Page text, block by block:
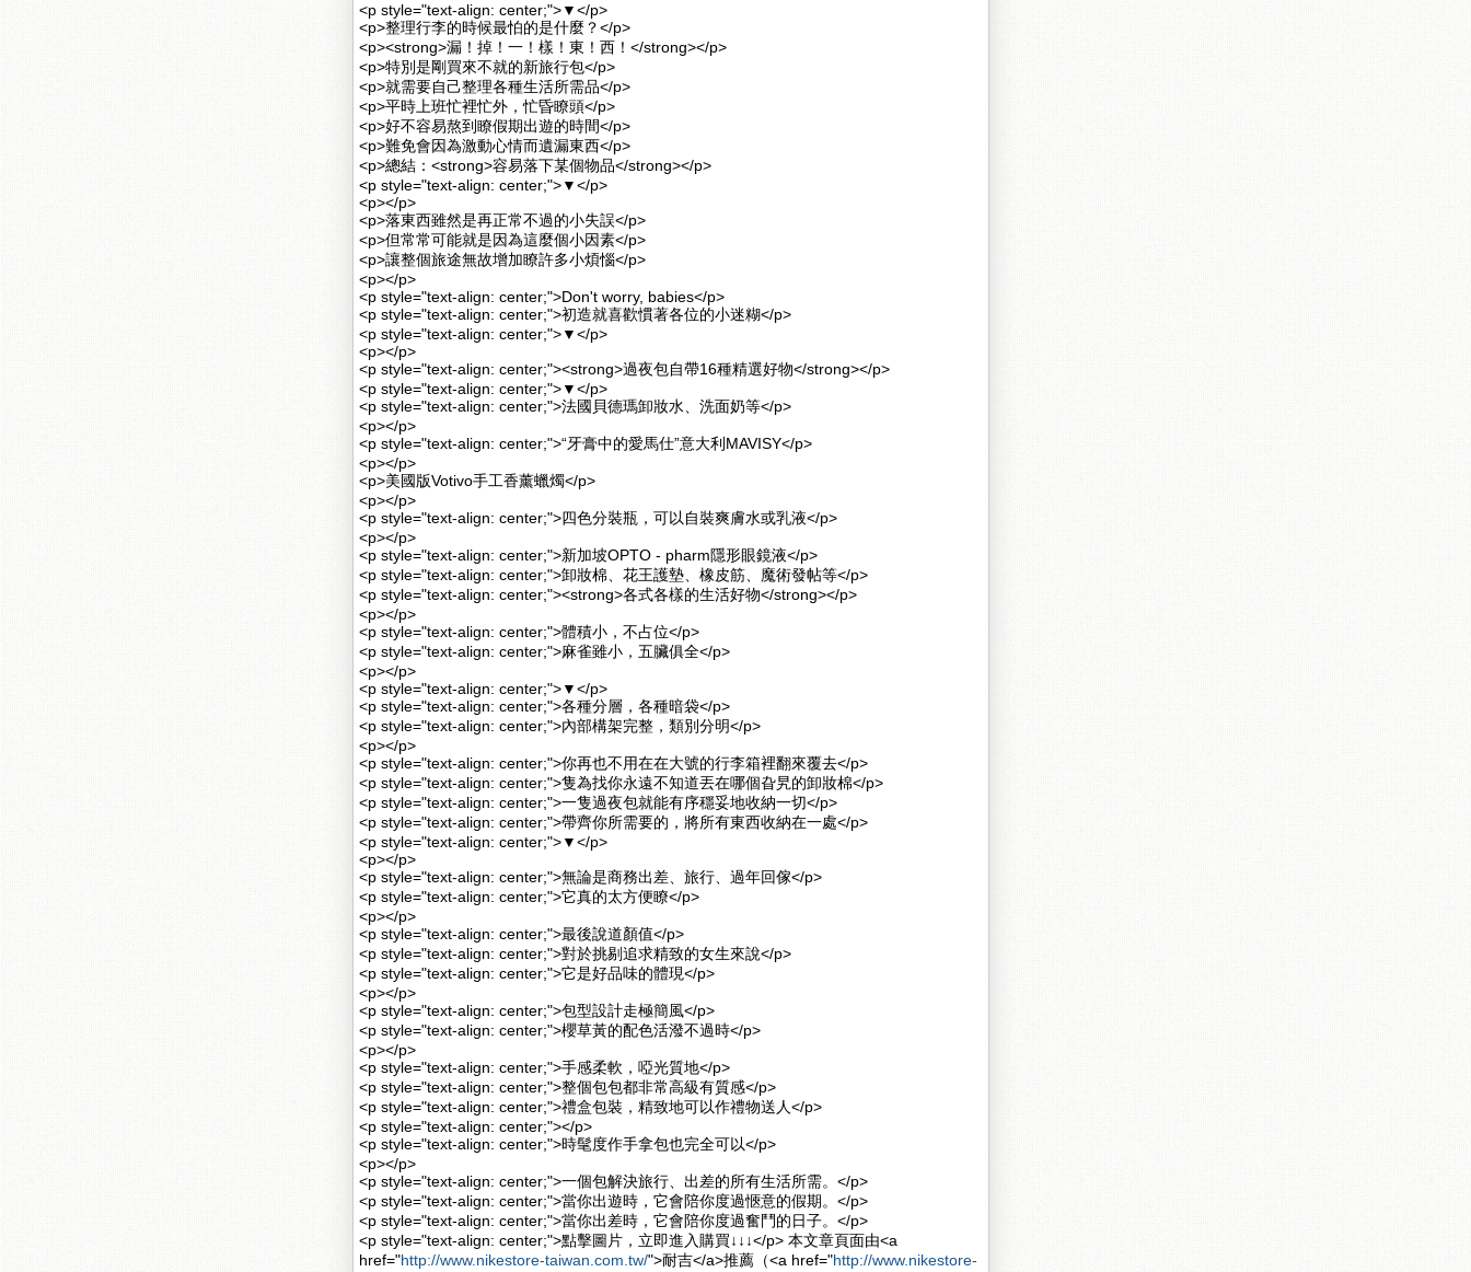
<p style="text-align: center;">▼</p>
<p>整理行李的時候最怕的是什麼？</p>
<p><strong>漏！掉！一！樣！東！西！</strong></p>
<p>特別是剛買來不就的新旅行包</p>
<p>就需要自己整理各種生活所需品</p>
<p>平時上班忙裡忙外，忙昏瞭頭</p>
<p>好不容易熬到瞭假期出遊的時間</p>
<p>難免會因為激動心情而遺漏東西</p>
<p>總結：<strong>容易落下某個物品</strong></p>
<p style="text-align: center;">▼</p>
<p></p>
<p>落東西雖然是再正常不過的小失誤</p>
<p>但常常可能就是因為這麼個小因素</p>
<p>讓整個旅途無故增加瞭許多小煩惱</p>
<p></p>
<p style="text-align: center;">Don't worry, babies</p>
<p style="text-align: center;">初造就喜歡慣著各位的小迷糊</p>
<p style="text-align: center;">▼</p>
<p></p>
<p style="text-align: center;"><strong>過夜包自帶16種精選好物</strong></p>
<p style="text-align: center;">▼</p>
<p style="text-align: center;">法國貝德瑪卸妝水、洗面奶等</p>
<p></p>
<p style="text-align: center;">“牙膏中的愛馬仕”意大利MAVISY</p>
<p></p>
<p>美國版Votivo手工香薰蠟燭</p>
<p></p>
<p style="text-align: center;">四色分裝瓶，可以自裝爽膚水或乳液</p>
<p></p>
<p style="text-align: center;">新加坡OPTO - pharm隱形眼鏡液</p>
<p style="text-align: center;">卸妝棉、花王護墊、橡皮筋、魔術發帖等</p>
<p style="text-align: center;"><strong>各式各樣的生活好物</strong></p>
<p></p>
<p style="text-align: center;">體積小，不占位</p>
<p style="text-align: center;">麻雀雖小，五臟俱全</p>
<p></p>
<p style="text-align: center;">▼</p>
<p style="text-align: center;">各種分層，各種暗袋</p>
<p style="text-align: center;">內部構架完整，類別分明</p>
<p></p>
<p style="text-align: center;">你再也不用在在大號的行李箱裡翻來覆去</p>
<p style="text-align: center;">隻為找你永遠不知道丟在哪個旮旯的卸妝棉</p>
<p style="text-align: center;">一隻過夜包就能有序穩妥地收納一切</p>
<p style="text-align: center;">帶齊你所需要的，將所有東西收納在一處</p>
<p style="text-align: center;">▼</p>
<p></p>
<p style="text-align: center;">無論是商務出差、旅行、過年回傢</p>
<p style="text-align: center;">它真的太方便瞭</p>
<p></p>
<p style="text-align: center;">最後說道顏值</p>
<p style="text-align: center;">對於挑剔追求精致的女生來說</p>
<p style="text-align: center;">它是好品味的體現</p>
<p></p>
<p style="text-align: center;">包型設計走極簡風</p>
<p style="text-align: center;">櫻草黃的配色活潑不過時</p>
<p></p>
<p style="text-align: center;">手感柔軟，啞光質地</p>
<p style="text-align: center;">整個包包都非常高級有質感</p>
<p style="text-align: center;">禮盒包裝，精致地可以作禮物送人</p>
<p style="text-align: center;"></p>
<p style="text-align: center;">時髦度作手拿包也完全可以</p>
<p></p>
<p style="text-align: center;">一個包解決旅行、出差的所有生活所需。</p>
<p style="text-align: center;">當你出遊時，它會陪你度過愜意的假期。</p>
<p style="text-align: center;">當你出差時，它會陪你度過奮鬥的日子。</p>
<p style="text-align: center;">點擊圖片，立即進入購買↓↓↓</p> 本文章頁面由<a
href="http://www.nikestore-taiwan.com.tw/">耐吉</a>推薦（<a href="http://www.nikestore-